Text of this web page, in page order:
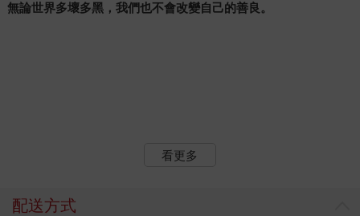
無論世界多壞多黑，我們也不會改變自己的善良。
看更多
配送方式